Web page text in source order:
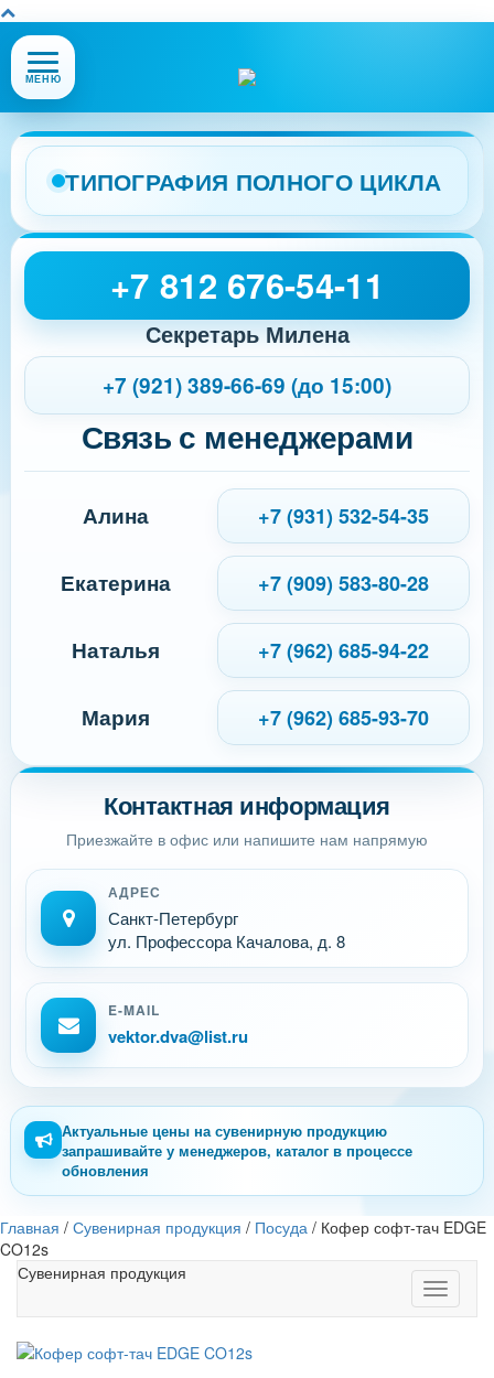
Открыть
или
меню
сайта
МЕНЮ
ТИПОГРАФИЯ ПОЛНОГО ЦИКЛА
Контактная информация
Приезжайте в офис или напишите нам напрямую
АДРЕС
Санкт-Петербург
ул. Профессора Качалова, д. 8
E-MAIL
vektor.dva@list.ru
+7 812 676-54-11
Секретарь Милена
+7 (921) 389-66-69 (до 15:00)
Связь с менеджерами
Алина +7 (931) 532-54-35
Екатерина +7 (909) 583-80-28
Наталья +7 (962) 685-94-22
Мария +7 (962) 685-93-70
Актуальные цены на сувенирную продукцию
запрашивайте у менеджеров, каталог в процессе
обновления
Главная / Сувенирная продукция / Посуда / Кофер софт-тач EDGE
CO12s
Toggle
Сувенирная продукция